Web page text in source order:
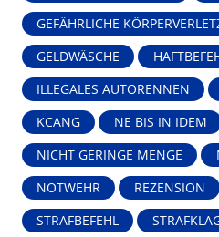
GEFÄHRLICHE
GELDWÄSCHE
ILLEGALES AUTORENNEN
KCANG NE BIS IN IDEM
NICHT GERINGE MENGE
NOTWEHR REZENSION
STRAFBEFEHL